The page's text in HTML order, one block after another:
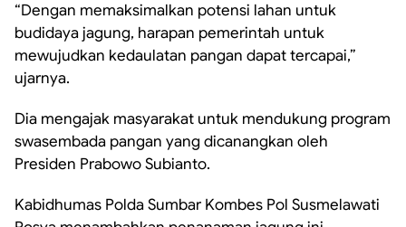
“Dengan memaksimalkan potensi lahan untuk
budidaya jagung, harapan pemerintah untuk
mewujudkan kedaulatan pangan dapat tercapai,”
ujarnya.
Dia mengajak masyarakat untuk mendukung program
swasembada pangan yang dicanangkan oleh
Presiden Prabowo Subianto.
Kabidhumas Polda Sumbar Kombes Pol Susmelawati